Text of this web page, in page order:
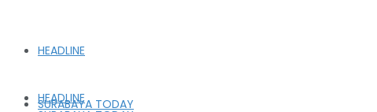
HEADLINE
SURABAYA TODAY
HEADLINE